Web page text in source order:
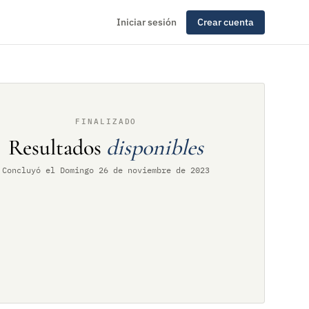
Iniciar sesión Crear cuenta
FINALIZADO
Resultados disponibles
Concluyó el Domingo 26 de noviembre de 2023